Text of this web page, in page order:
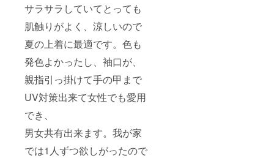
サラサラしていてとっても
肌触りがよく、涼しいので
夏の上着に最適です。色も
発色よかったし、袖口が、
親指引っ掛けて手の甲まで
UV対策出来て女性でも愛用
でき、
男女共有出来ます。我が家
では1人ずつ欲しがったので